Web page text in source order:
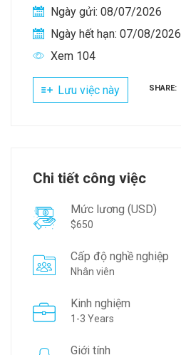
Ngày gửi: 08/07/2026
Ngày hết hạn: 07/08/2026
Xem 104
Lưu việc này SHARE:
Chi tiết công việc
Mức lương (USD)
$650
Cấp độ nghề nghiệp
Nhân viên
Kinh nghiệm
1-3 Years
Giới tính